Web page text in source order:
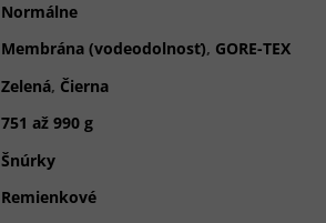
Normálne
Membrána (vodeodolnosť), GORE-TEX
Zelená, Čierna
751 až 990 g
Šnúrky
Remienkové